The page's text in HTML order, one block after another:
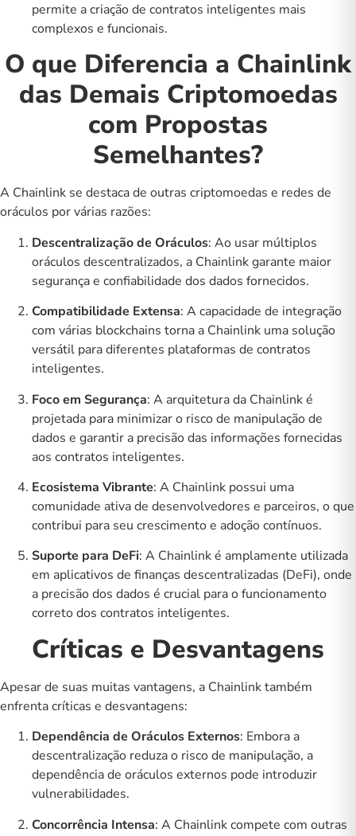
permite a criação de contratos inteligentes mais
complexos e funcionais.
O que Diferencia a Chainlink
das Demais Criptomoedas
com Propostas
Semelhantes?
A Chainlink se destaca de outras criptomoedas e redes de
oráculos por várias razões:
Descentralização de Oráculos: Ao usar múltiplos
oráculos descentralizados, a Chainlink garante maior
segurança e confiabilidade dos dados fornecidos.
Compatibilidade Extensa: A capacidade de integração
com várias blockchains torna a Chainlink uma solução
versátil para diferentes plataformas de contratos
inteligentes.
Foco em Segurança: A arquitetura da Chainlink é
projetada para minimizar o risco de manipulação de
dados e garantir a precisão das informações fornecidas
aos contratos inteligentes.
Ecosistema Vibrante: A Chainlink possui uma
comunidade ativa de desenvolvedores e parceiros, o que
contribui para seu crescimento e adoção contínuos.
Suporte para DeFi: A Chainlink é amplamente utilizada
em aplicativos de finanças descentralizadas (DeFi), onde
a precisão dos dados é crucial para o funcionamento
correto dos contratos inteligentes.
Críticas e Desvantagens
Apesar de suas muitas vantagens, a Chainlink também
enfrenta críticas e desvantagens:
Dependência de Oráculos Externos: Embora a
descentralização reduza o risco de manipulação, a
dependência de oráculos externos pode introduzir
vulnerabilidades.
Concorrência Intensa: A Chainlink compete com outras